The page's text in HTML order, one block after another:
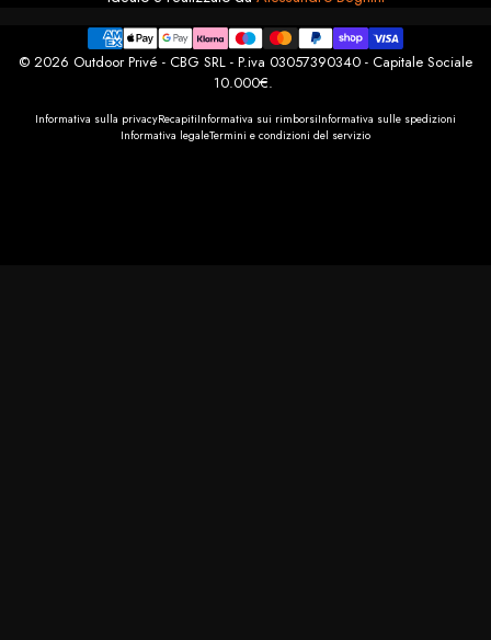
© 2026 Outdoor Privé - CBG SRL - P.iva 03057390340 - Capitale Sociale
10.000€.
Informativa sulla privacyRecapitiInformativa sui rimborsiInformativa sulle spedizioni
Informativa legaleTermini e condizioni del servizio